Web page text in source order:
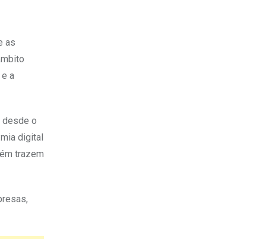
as
a
desde o
digital
trazem